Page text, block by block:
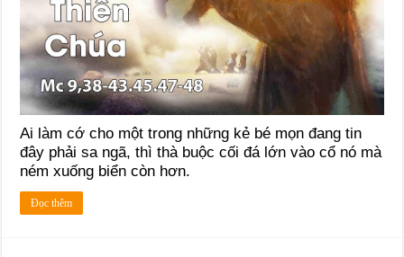
Ai làm cớ cho một trong những kẻ bé mọn đang tin
đây phải sa ngã, thì thà buộc cối đá lớn vào cổ nó mà
ném xuống biển còn hơn.
Đọc thêm